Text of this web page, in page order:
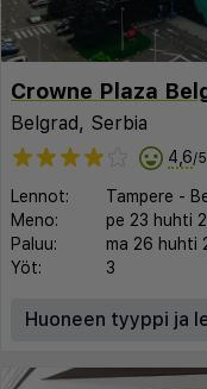
Crowne Plaza
Belgrad, Serbia
4,6/5
Lennot: Tampere -
Meno:
pe 23 huhti
Paluu:
ma 26 huhti
Yöt:
3
Huoneen tyyppi ja